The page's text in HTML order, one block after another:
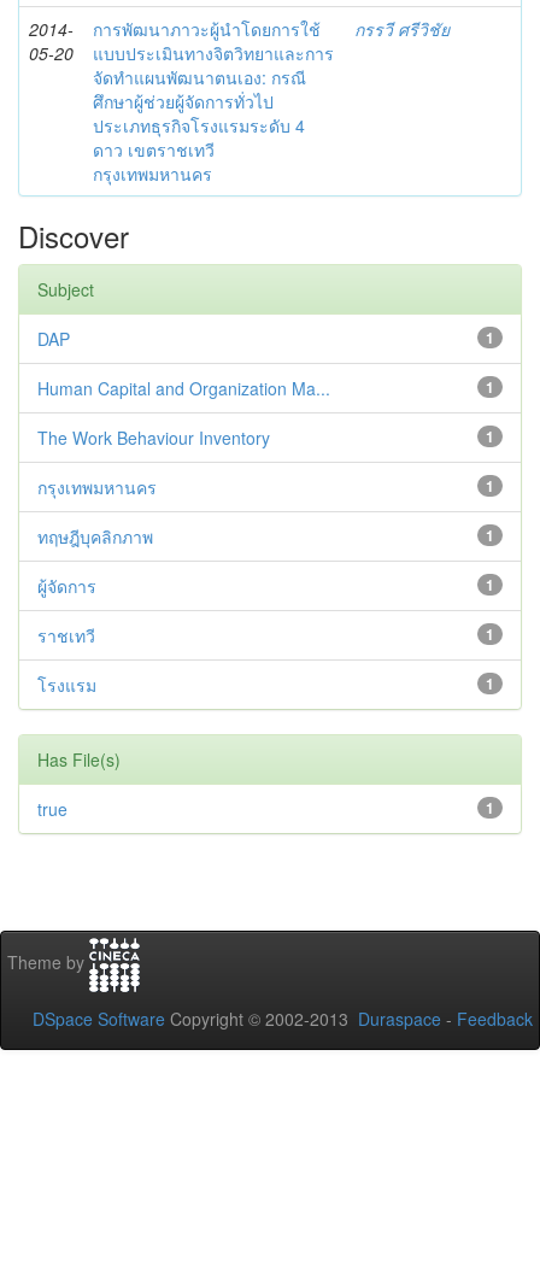
2014-
05-20
การพัฒนาภาวะผู้นำโดยการใช้
แบบประเมินทางจิตวิทยาและการ
จัดทำแผนพัฒนาตนเอง: กรณี
ศึกษาผู้ช่วยผู้จัดการทั่วไป
ประเภทธุรกิจโรงแรมระดับ 4
ดาว เขตราชเทวี
กรุงเทพมหานคร
กรรวี ศรีวิชัย
Discover
Subject
1
DAP
1
Human Capital and Organization Ma...
1
The Work Behaviour Inventory
1
กรุงเทพมหานคร
1
ทฤษฎีบุคลิกภาพ
1
ผู้จัดการ
1
ราชเทวี
1
โรงแรม
Has File(s)
1
true
Theme by
DSpace Software Copyright © 2002-2013 Duraspace - Feedback